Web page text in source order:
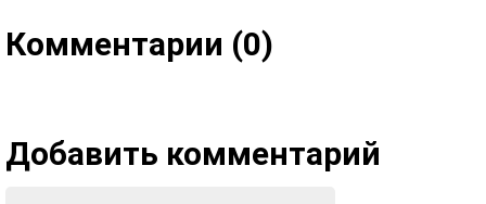
Комментарии (0)
Добавить комментарий